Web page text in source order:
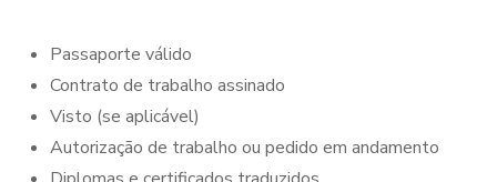
Passaporte válido
Contrato de trabalho assinado
Visto (se aplicável)
Autorização de trabalho ou pedido em andamento